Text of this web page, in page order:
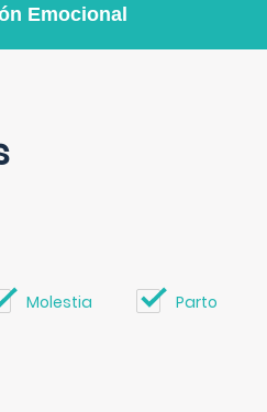
Emocional
Molestia Parto